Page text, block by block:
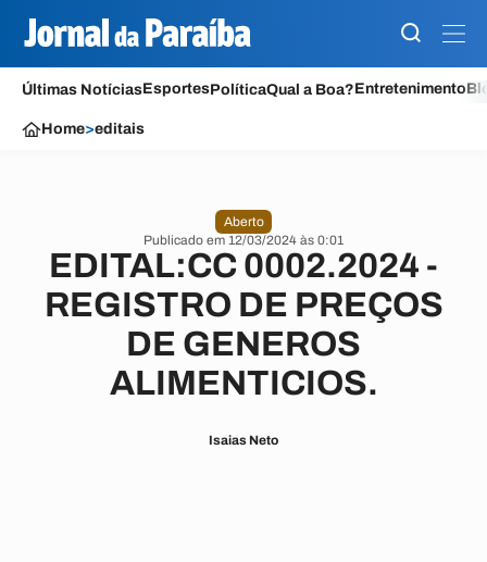
Últimas NotíciasEsportesPolíticaQual a Boa?Entretenimento
Home>editais
Aberto
Publicado em 12/03/2024 às 0:01
EDITAL:CC 0002.2024 -
REGISTRO DE PREÇOS
DE GENEROS
ALIMENTICIOS.
Isaias Neto